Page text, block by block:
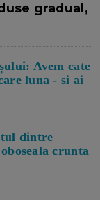
gradual,
Avem cate
luna - si ai
dintre
crunta